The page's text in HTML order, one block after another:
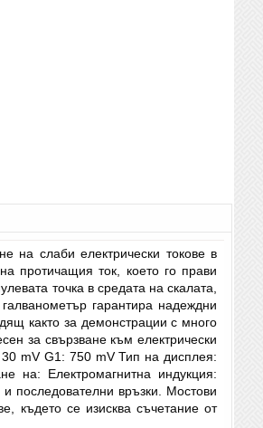
на слаби електрически токове в
протичащия ток, което го прави
точка в средата на скалата,
гарантира надеждни
както за демонстрации с много
за свързване към електрически
30 mV G1: 750 mV Тип на дисплея:
на: Електромагнитна индукция:
последователни връзки. Мостови
където се изисква съчетание от